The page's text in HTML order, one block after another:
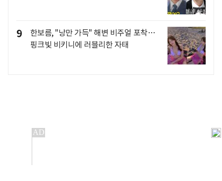
9
한보름, "낭만 가득" 해변 비주얼 포착…
핑크빛 비키니에 러블리한 자태